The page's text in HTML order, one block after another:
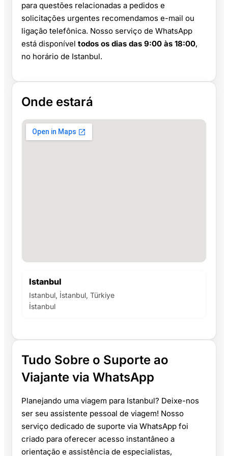
para questões relacionadas a pedidos e
solicitações urgentes recomendamos e-mail ou
ligação telefônica. Nosso serviço de WhatsApp
está disponível todos os dias das 9:00 às 18:00,
no horário de Istanbul.
Onde estará
Istanbul
Istanbul, İstanbul, Türkiye
İstanbul
Tudo Sobre o Suporte ao
Viajante via WhatsApp
Planejando uma viagem para Istanbul? Deixe-nos
ser seu assistente pessoal de viagem! Nosso
serviço dedicado de suporte via WhatsApp foi
criado para oferecer acesso instantâneo a
orientação e assistência de especialistas,